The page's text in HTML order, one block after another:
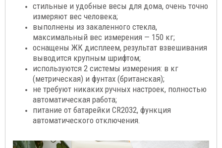
стильные и удобные весы для дома, очень точно
измеряют вес человека;
выполнены из закаленного стекла,
максимальный вес измерения — 150 кг;
оснащены ЖК дисплеем, результат взвешивания
выводится крупным шрифтом;
используются 2 системы измерения: в кг
(метрическая) и фунтах (британская);
не требуют никаких ручных настроек, полностью
автоматическая работа;
питание от батарейки CR2032, функция
автоматического отключения.